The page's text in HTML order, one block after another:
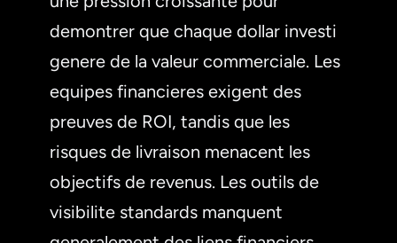
demontrer que chaque dollar investi
genere de la valeur commerciale. Les
equipes financieres exigent des
preuves de ROI, tandis que les
risques de livraison menacent les
objectifs de revenus. Les outils de
visibilite standards manquent